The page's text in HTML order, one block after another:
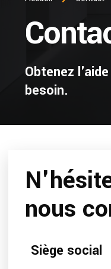
Obtenez
besoin.
nous
Siège social